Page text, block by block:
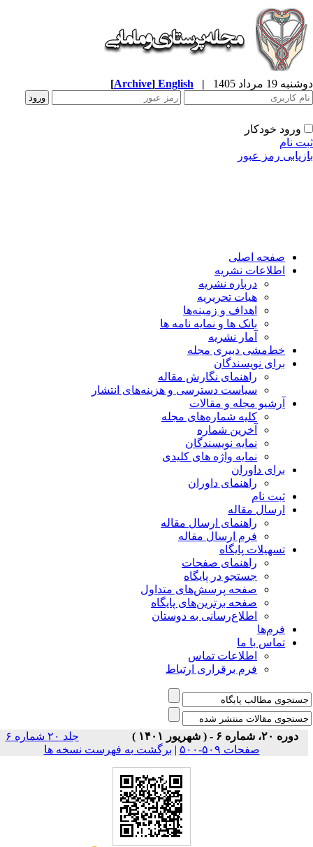
19 مرداد 1405 |
English
[Archive]
ورود خودکار
نام
رمز عبور
صفحه اصلی
اطلاعات نشریه
درباره نشریه
هیات تحریریه
اهداف و زمینه‌ها
بانک ها و نمایه نامه ها
آمار نشریه
خط‌مشی دبیری مجله
برای نویسندگان
راهنمای نگارش مقاله
سیاست دسترسی و هزینه‌های انتشار
آرشیو مجله و مقالات
کلیه شماره‌های مجله
آخرین شماره
نمایه نویسندگان
نمایه واژه های کلیدی
برای داوران
راهنمای داوران
ثبت نام
ارسال مقاله
راهنمای ارسال مقاله
فرم ارسال مقاله
تسهیلات پایگاه
راهنمای صفحات
جستجو در پایگاه
صفحه پرسش‌های متداول
صفحه برترین‌های پایگاه
اطلاع‌رسانی به دوستان
فرم‌ها
تماس با ما
اطلاعات تماس
فرم برقراری ارتباط
دوره ۲۰، شماره ۶ - ( شهریور ۱۴۰۱ )
جلد ۲۰ شماره ۶
صفحات ۵۰۹-۵۰۰
|برگشت به فهرست نسخه ها